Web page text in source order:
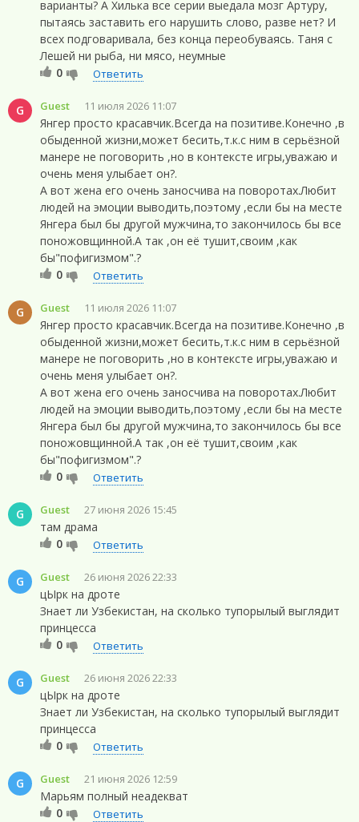
варианты? А Хилька все серии выедала мозг Артуру,
пытаясь заставить его нарушить слово, разве нет? И
всех подговаривала, без конца переобуваясь. Таня с
Лешей ни рыба, ни мясо, неумные
0
Ответить
G Guest 11 июля 2026 11:07
Янгер просто красавчик.Всегда на позитиве.Конечно ,в
обыденной жизни,может бесить,т.к.с ним в серьёзной
манере не поговорить ,но в контексте игры,уважаю и
очень меня улыбает он?.
А вот жена его очень заносчива на поворотах.Любит
людей на эмоции выводить,поэтому ,если бы на месте
Янгера был бы другой мужчина,то закончилось бы все
поножовщинной.А так ,он её тушит,своим ,как
бы"пофигизмом".?
0
Ответить
G Guest 11 июля 2026 11:07
Янгер просто красавчик.Всегда на позитиве.Конечно ,в
обыденной жизни,может бесить,т.к.с ним в серьёзной
манере не поговорить ,но в контексте игры,уважаю и
очень меня улыбает он?.
А вот жена его очень заносчива на поворотах.Любит
людей на эмоции выводить,поэтому ,если бы на месте
Янгера был бы другой мужчина,то закончилось бы все
поножовщинной.А так ,он её тушит,своим ,как
бы"пофигизмом".?
0
Ответить
G Guest 27 июня 2026 15:45
там драма
0
Ответить
G Guest 26 июня 2026 22:33
цЫрк на дроте
Знает ли Узбекистан, на сколько тупорылый выглядит
принцесса
0
Ответить
G Guest 26 июня 2026 22:33
цЫрк на дроте
Знает ли Узбекистан, на сколько тупорылый выглядит
принцесса
0
Ответить
G Guest 21 июня 2026 12:59
Марьям полный неадекват
0
Ответить